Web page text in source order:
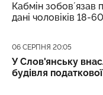
Кабмін
дані чоловіків 18-
Дата публікації
06 СЕРПНЯ 20:05
У Слов'янську
будівля податкової